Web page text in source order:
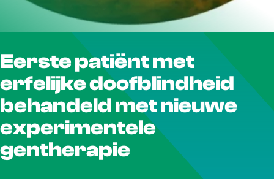
r
d
e
h
Eerste patiënt met
erfelijke doofblindheid
behandeld met nieuwe
experimentele
gentherapie